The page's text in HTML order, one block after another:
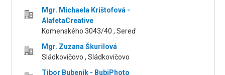
Mgr. Michaela Krištofová -
AlafetaCreative
Komenského 3043/40 , Sereď
Mgr. Zuzana Škurilová
Sládkovičovo , Sládkovičovo
Tibor Bubeník - BubiPhoto